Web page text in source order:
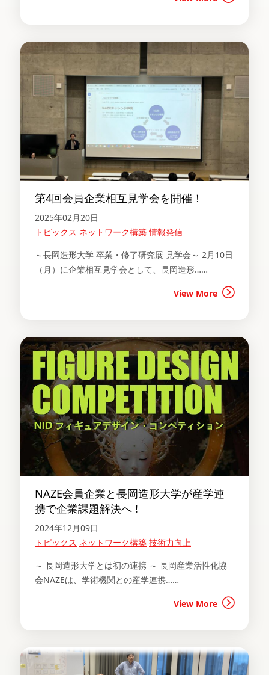
第4回会員企業相互見学会を開催！
2025年02月20日
トピックス ネットワーク構築 情報発信
～長岡造形大学 卒業・修了研究展 見学会～ 2月10日
（月）に企業相互見学会として、長岡造形……
View More
NAZE会員企業と長岡造形大学が産学連
携で企業課題解決へ !
2024年12月09日
トピックス ネットワーク構築 技術力向上
～ 長岡造形大学とは初の連携 ～ 長岡産業活性化協
会NAZEは、学術機関との産学連携……
View More